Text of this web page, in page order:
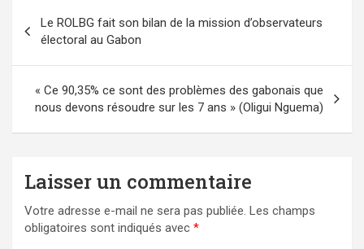
de
l’article
Le ROLBG fait son bilan de la mission d’observateurs
électoral au Gabon
« Ce 90,35% ce sont des problèmes des gabonais que
nous devons résoudre sur les 7 ans » (Oligui Nguema)
Laisser un commentaire
Votre adresse e-mail ne sera pas publiée. Les champs
obligatoires sont indiqués avec *